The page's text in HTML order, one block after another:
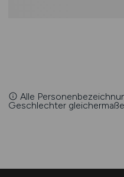
Alle
Geschlechter